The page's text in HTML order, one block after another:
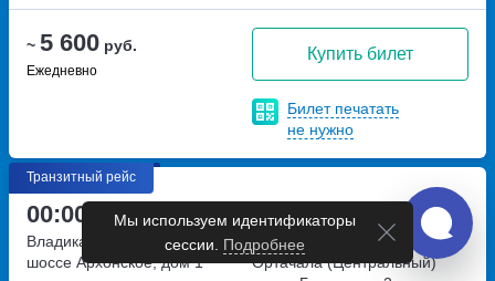
~ 5 600 руб.
Ежедневно
Купить билет
Билет печатать
не нужно
Транзитный рейс
00:00 07:30
Владикавказ, автовокзал № 1
шоссе Архонское, дом 1
Тбилиси, Автовокзал
Ортачала (Центральный)
Мы используем идентификаторы
сессии. Подробнее